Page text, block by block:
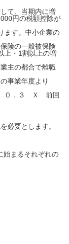
て、当期内に増
円の税額控除が
す。 中小企業の
険の一般被保険
上・1割以上の増
主の都合で離職
事業年度より
０．３ Ｘ 前回
必要とします。
始まるそれぞれの